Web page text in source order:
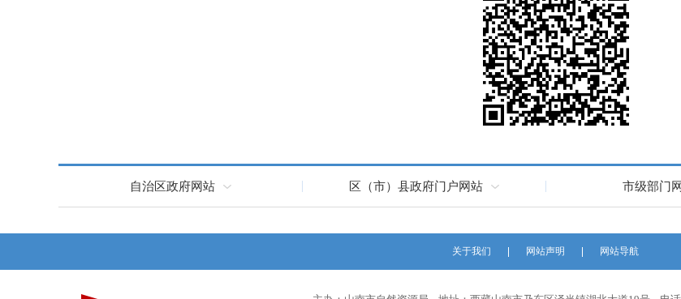
自治区政府网站 区（市）县政府门户网站 市级部门
关于我们 网站声明 网站导航